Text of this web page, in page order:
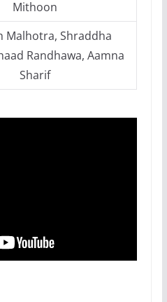
Mithoon
Malhotra, Shraddha
Randhawa, Aamna
Sharif